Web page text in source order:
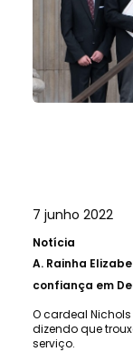
7 junho 2022
Notícia
A. Rainha
confiança em
O cardeal
dizendo que
serviço.